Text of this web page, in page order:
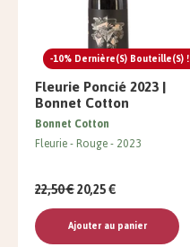
-10% Dernière(s) Bouteille(s) !
Fleurie Poncié 2023 |
Bonnet Cotton
Bonnet Cotton
Fleurie Rouge 2023
22,50 €20,25 €
Ajouter au panier